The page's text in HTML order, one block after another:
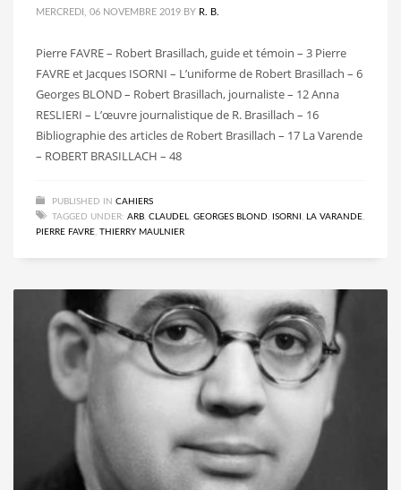
MERCREDI, 06 NOVEMBRE 2019 BY R. B.
Pierre FAVRE – Robert Brasillach, guide et témoin – 3 Pierre
FAVRE et Jacques ISORNI – L’uniforme de Robert Brasillach – 6
Georges BLOND – Robert Brasillach, journaliste – 12 Anna
RESLIERI – L’œuvre journalistique de R. Brasillach – 16
Bibliographie des articles de Robert Brasillach – 17 La Varende
– ROBERT BRASILLACH – 48
PUBLISHED IN CAHIERS
TAGGED UNDER: ARB CLAUDEL GEORGES BLOND ISORNI LA VARANDE
PIERRE FAVRE THIERRY MAULNIER